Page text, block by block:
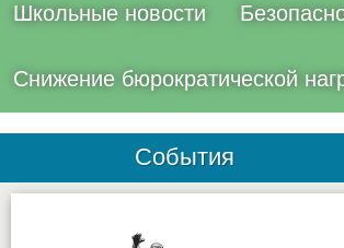
Школьные новости
Снижение бюрократической
События